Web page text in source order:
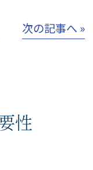
次の記事へ »
性